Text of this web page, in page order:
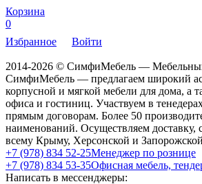
Корзина
0
Избранное
Войти
2014-2026 © СимфиМебель —
СимфиМебель — предлагаем широкий
корпусной и мягкой мебели для дома, а
офиса и гостиниц. Участвуем в
прямым договорам. Более 50
наименований. Осуществляем доставку,
всему Крыму, Херсонской и
+7 (978) 834 52-25Менеджер по рознице
+7 (978) 834 53-35Офисная мебель,
Написать в мессенджеры: